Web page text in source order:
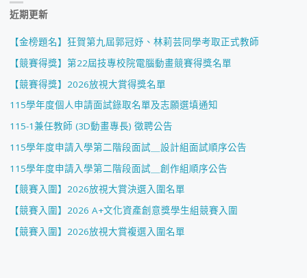
近期更新
【金榜題名】狂賀第九屆郭冠妤、林莉芸同學考取正式教師
【競賽得獎】第22屆技專校院電腦動畫競賽得獎名單
【競賽得獎】2026放視大賞得獎名單
115學年度個人申請面試錄取名單及志願選填通知
115-1兼任教師 (3D動畫專長) 徵聘公告
115學年度申請入學第二階段面試＿設計組面試順序公告
115學年度申請入學第二階段面試＿創作組順序公告
【競賽入圍】2026放視大賞決選入圍名單
【競賽入圍】2026 A+文化資產創意獎學生組競賽入圍
【競賽入圍】2026放視大賞複選入圍名單